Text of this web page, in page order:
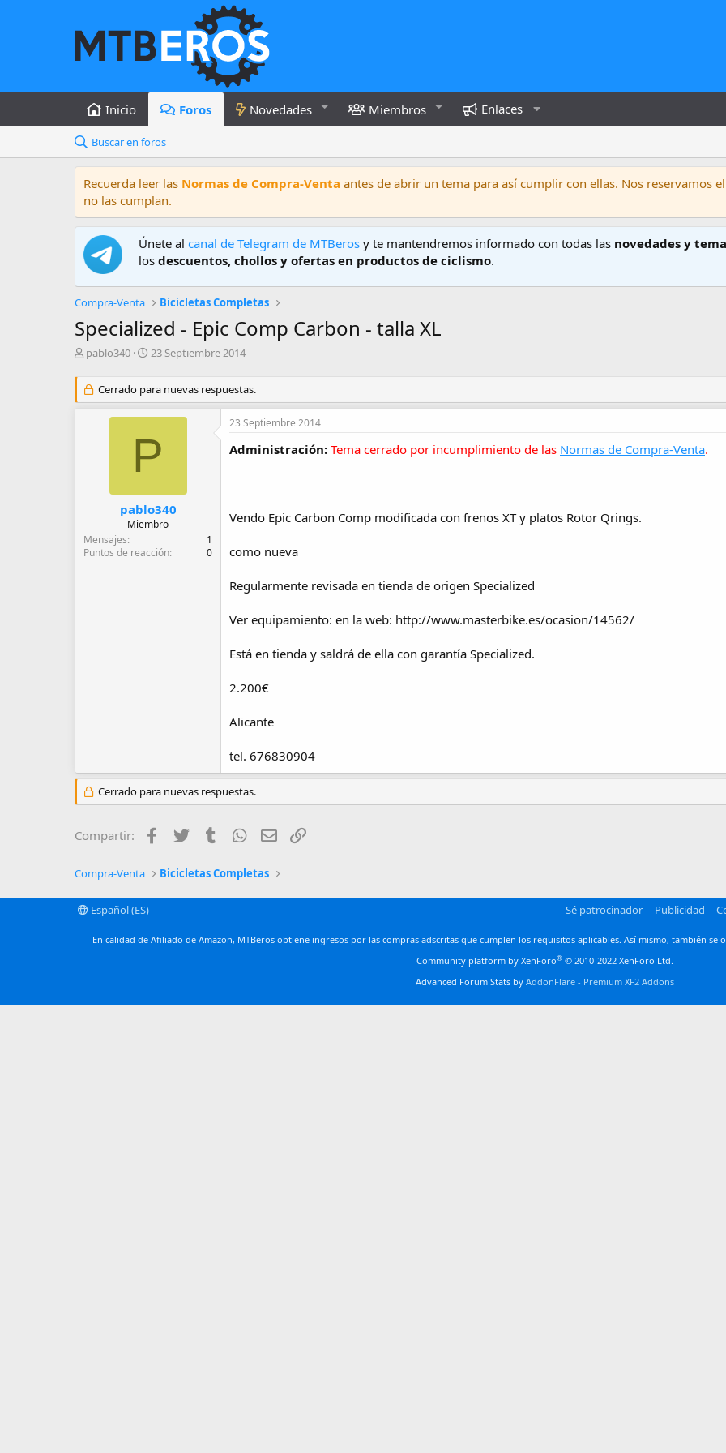
Inicio Foros Novedades Miembros Enlaces
Buscar en foros
Recuerda leer las Normas de Compra-Venta antes de abrir un tema para así cumplir con ellas. Nos reservamos
no las cumplan.
Únete al canal de Telegram de MTBeros y te mantendremos informado con todas las novedades y
los descuentos, chollos y ofertas en productos de ciclismo.
Compra-Venta Bicicletas Completas
Specialized - Epic Comp Carbon - talla XL
A
t
o
pablo340
F
h
e
i
c
i
o
23 Septiembre 2014
Cerrado para nuevas respuestas.
P
pablo340
Miembro
Mensajes
1
Puntos de reacción
0
23 Septiembre 2014
Administración: Tema cerrado por incumplimiento de las Normas de Compra-Venta.
Vendo Epic Carbon Comp modificada con frenos XT y platos Rotor Qrings.
como nueva
Regularmente revisada en tienda de origen Specialized
Ver equipamiento: en la web: http://www.masterbike.es/ocasion/14562/
Está en tienda y saldrá de ella con garantía Specialized.
2.200€
Alicante
tel. 676830904
Cerrado para nuevas respuestas.
Compartir: Facebook
Twitter Tumblr WhatsApp
Email
Compra-Venta Bicicletas Completas
Español (ES) Sé patrocinador Publicidad
En calidad de Afiliado de Amazon, MTBeros obtiene ingresos por las compras adscritas que cumplen los requisitos aplicables. Así mismo, también
Community platform by XenForo® © 2010-2022 XenForo Ltd.
Advanced Forum Stats by AddonFlare - Premium XF2 Addons